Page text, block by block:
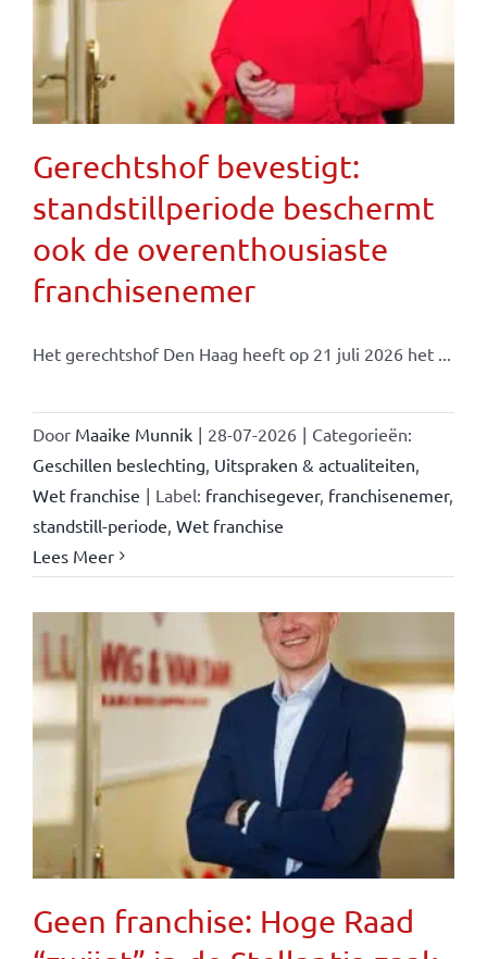
Gerechtshof bevestigt:
standstillperiode beschermt
ook de overenthousiaste
franchisenemer
Het gerechtshof Den Haag heeft op 21 juli 2026 het ...
Door Maaike Munnik | 28-07-2026 | Categorieën:
Geschillen beslechting, Uitspraken & actualiteiten,
Wet franchise | Label: franchisegever, franchisenemer,
standstill-periode, Wet franchise
Lees Meer
Geen franchise: Hoge Raad